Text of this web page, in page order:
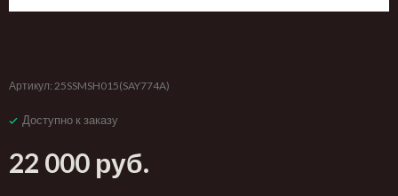
Артикул: 25SSMSH015(SAY774A)
Доступно к заказу
22 000 руб.